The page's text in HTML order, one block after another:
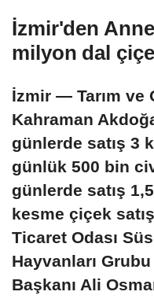
İzmir'den
milyon dal
İzmir — Tarım ve
Kahraman
günlerde satış 3
günlük 500 bin
günlerde satış
kesme çiçek
Ticaret Odası
Hayvanları
Başkanı Ali